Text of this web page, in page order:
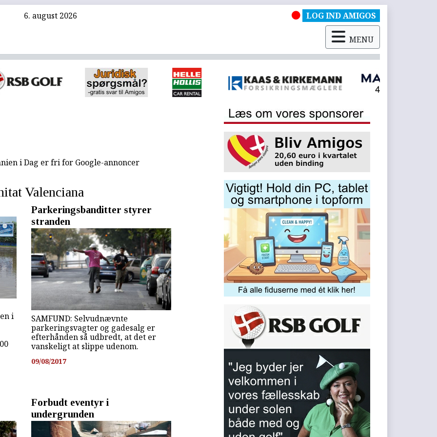
6. august 2026 LOG IND AMIGOS
MENU
i Dag er fri for Google-annoncer
Valenciana
i
Parkeringsbanditter styrer
stranden
SAMFUND: Selvudnævnte
parkeringsvagter og gadesalg er
efterhånden så udbredt, at det er
vanskeligt at slippe udenom.
09/08/2017
Forbudt eventyr i
undergrunden